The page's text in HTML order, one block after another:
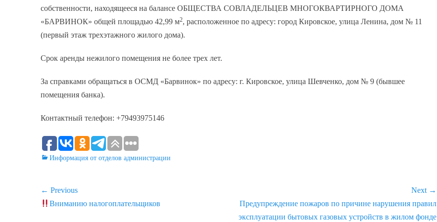
собственности, находящееся на балансе ОБЩЕСТВА СОВЛАДЕЛЬЦЕВ МНОГОКВАРТИРНОГО ДОМА
«БАРВИНОК» общей площадью 42,99 м2, расположенное по адресу: город Кировское, улица Ленина, дом № 11
(первый этаж трехэтажного жилого дома).
Срок аренды нежилого помещения не более трех лет.
За справками обращаться в ОСМД «Барвинок» по адресу: г. Кировское, улица Шевченко, дом № 9 (бывшее
помещения банка).
Контактный телефон: +79493975146
Categories
Информация от отделов администрации
Навигация
по
← Previous
Previous
Вниманию налогоплательщиков
Next →
Next
post:
Предупреждение пожаров по причине нарушения правил
эксплуатации бытовых газовых устройств в жилом фонде